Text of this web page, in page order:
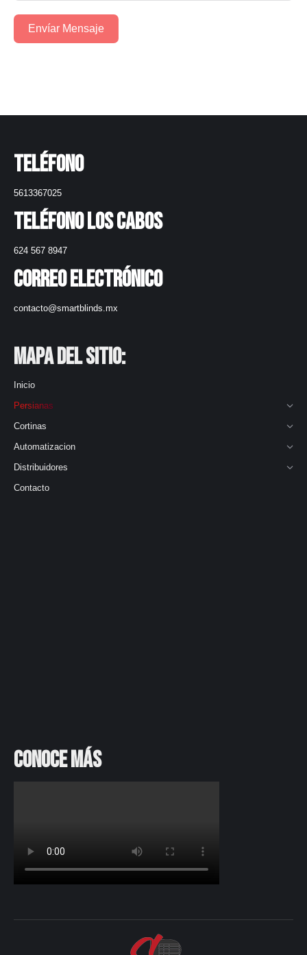
Envíar Mensaje
Teléfono
5613367025
Teléfono Los Cabos
624 567 8947
Correo electrónico
contacto@smartblinds.mx
Mapa del Sitio:
Inicio
Persianas
Cortinas
Automatizacion
Distribuidores
Contacto
Conoce más